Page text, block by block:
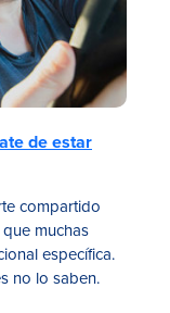
de estar
compartido
muchas
específica.
no lo saben.